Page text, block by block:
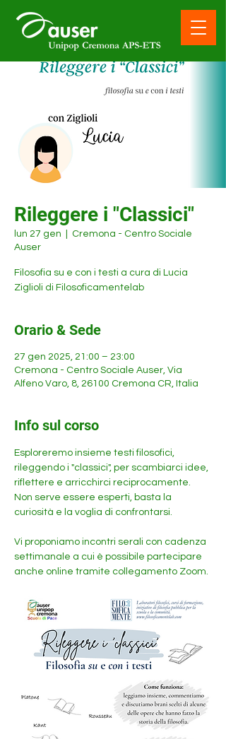
Rileggere i "Classici"
lun 27 gen
Cremona - Centro Sociale
Auser
Filosofia su e con i testi a cura di Lucia
Ziglioli di Filosoficamentelab
Orario & Sede
27 gen 2025, 21:00 – 23:00
Cremona - Centro Sociale Auser, Via
Alfeno Varo, 8, 26100 Cremona CR, Italia
Info sul corso
Esploreremo insieme testi filosofici,
rileggendo i "classici", per scambiarci idee,
riflettere e arricchirci reciprocamente.
Non serve essere esperti, basta la
curiosità e la voglia di confrontarsi.
Vi proponiamo incontri serali con cadenza
settimanale a cui è possibile partecipare
anche online tramite collegamento Zoom.